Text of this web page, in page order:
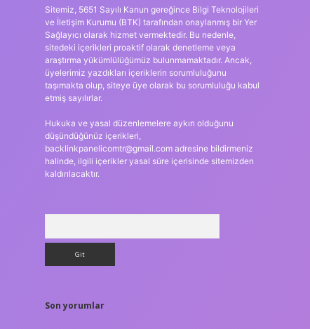
Sitemiz, 5651 Sayılı Kanun gereğince Bilgi Teknolojileri
ve İletişim Kurumu (BTK) tarafından onaylanmış bir Yer
Sağlayıcı olarak hizmet vermektedir. Bu nedenle,
sitedeki içerikleri proaktif olarak denetleme veya
araştırma yükümlülüğümüz bulunmamaktadır. Ancak,
üyelerimiz yazdıkları içeriklerin sorumluluğunu
taşımakta olup, siteye üye olarak bu sorumluluğu kabul
etmiş sayılırlar.
Hukuka ve yasal düzenlemelere aykırı olduğunu
düşündüğünüz içerikleri,
backlinkpanelicomtr@gmail.comadresine bildirmeniz
halinde, ilgili içerikler yasal süre içerisinde sitemizden
kaldırılacaktır.
Son yorumlar